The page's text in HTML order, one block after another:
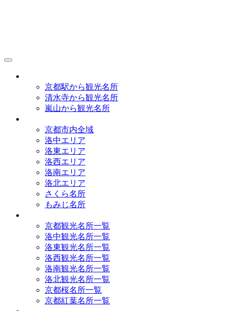
京都駅から観光名所
清水寺から観光名所
嵐山から観光名所
京都市内全域
洛中エリア
洛東エリア
洛西エリア
洛南エリア
洛北エリア
さくら名所
もみじ名所
京都観光名所一覧
洛中観光名所一覧
洛東観光名所一覧
洛西観光名所一覧
洛南観光名所一覧
洛北観光名所一覧
京都桜名所一覧
京都紅葉名所一覧